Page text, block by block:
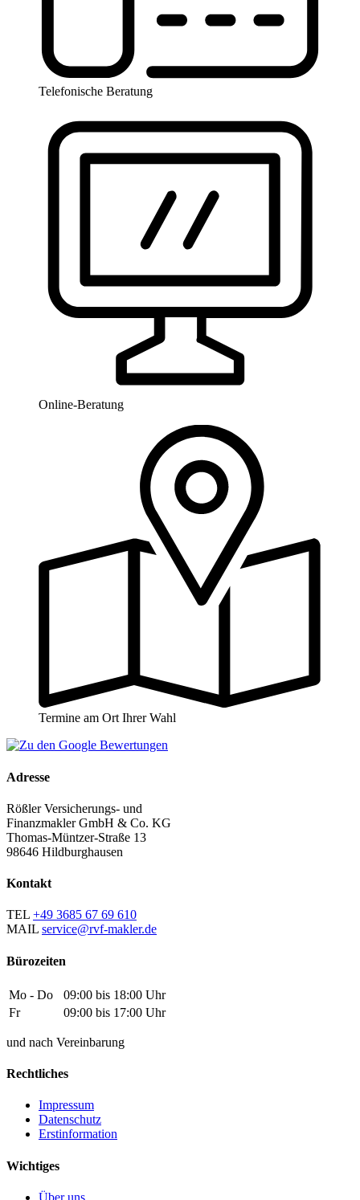
Telefonische Beratung
Online-Beratung
Termine am Ort Ihrer Wahl
Adresse
Rößler Versicherungs- und
Finanzmakler GmbH & Co. KG
Thomas-Müntzer-Straße 13
98646 Hildburghausen
Kontakt
TEL +49 3685 67 69 610
MAIL service@rvf-makler.de
Bürozeiten
Mo - Do
09:00 bis 18:00 Uhr
Fr
09:00 bis 17:00 Uhr
und nach Vereinbarung
Rechtliches
Impressum
Datenschutz
Erstinformation
Wichtiges
Über uns